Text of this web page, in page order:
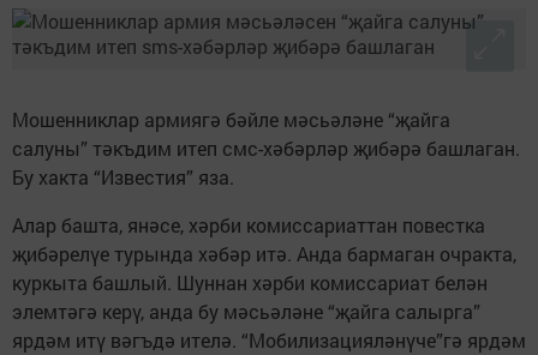
Мошенниклар армиягә бәйле мәсьәләне “җайга
салуны” тәкъдим итеп смс-хәбәрләр җибәрә башлаган.
Бу хакта “Известия” яза.
Алар башта, янәсе, хәрби комиссариаттан повестка
җибәрелүе турында хәбәр итә. Анда бармаган очракта,
куркыта башлый. Шуннан хәрби комиссариат белән
элемтәгә керү, анда бу мәсьәләне “җайга салырга”
ярдәм итү вәгъдә ителә. “Мобилизацияләнүче”гә ярдәм